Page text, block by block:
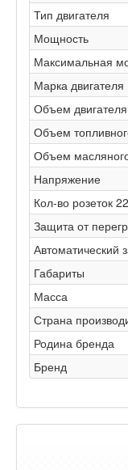
Тип двигателя
Мощность
Максимальная
Марка двигателя
Объем двигателя
Объем
Объем
Напряжение
Кол-во розеток
Защита от
Автоматический
Габариты
Масса
Страна
Родина бренда
Бренд